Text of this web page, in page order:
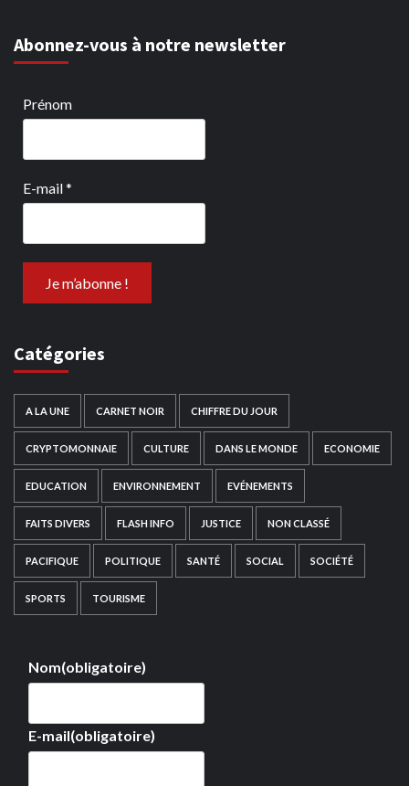
Abonnez-vous à notre newsletter
Prénom
E-mail*
Catégories
A LA UNE CARNET NOIR CHIFFRE DU JOUR
CRYPTOMONNAIE CULTURE DANS LE MONDE ECONOMIE
EDUCATION ENVIRONNEMENT EVÉNEMENTS
FAITS DIVERS FLASH INFO JUSTICE NON CLASSÉ
PACIFIQUE POLITIQUE SANTÉ SOCIAL SOCIÉTÉ
SPORTS TOURISME
Nom(obligatoire)
E-mail(obligatoire)